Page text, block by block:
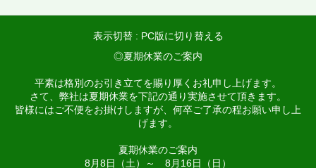
表示切替 : PC版に切り替える
◎夏期休業のご案内
平素は格別のお引き立てを賜り厚くお礼申し上げます。
さて、弊社は夏期休業を下記の通り実施させて頂きます。
皆様にはご不便をお掛けしますが、何卒ご了承の程お願い申し上
げます。
夏期休業のご案内
8月8日（土）～ 8月16日（日）